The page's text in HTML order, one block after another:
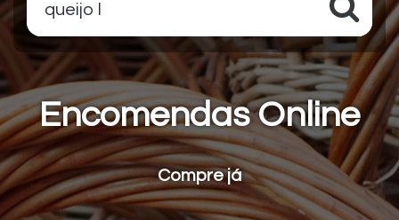
queijo leit
Encomendas Online
Compre já